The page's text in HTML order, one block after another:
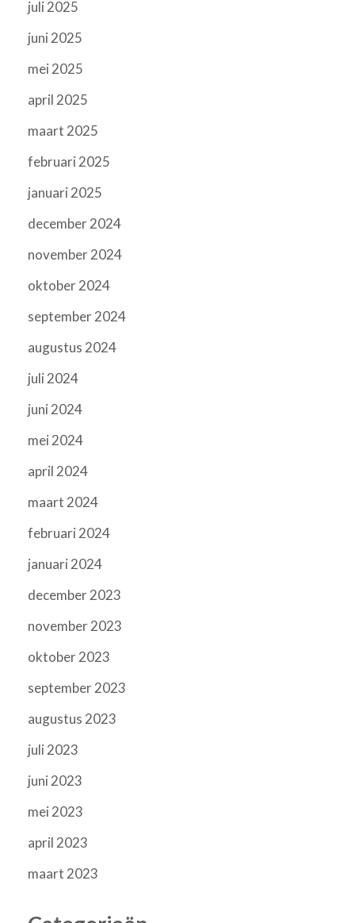
juli 2025
juni 2025
mei 2025
april 2025
maart 2025
februari 2025
januari 2025
december 2024
november 2024
oktober 2024
september 2024
augustus 2024
juli 2024
juni 2024
mei 2024
april 2024
maart 2024
februari 2024
januari 2024
december 2023
november 2023
oktober 2023
september 2023
augustus 2023
juli 2023
juni 2023
mei 2023
april 2023
maart 2023